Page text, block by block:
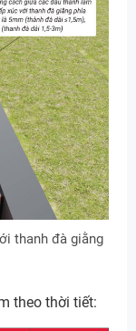
thanh đà giằng
theo thời tiết: